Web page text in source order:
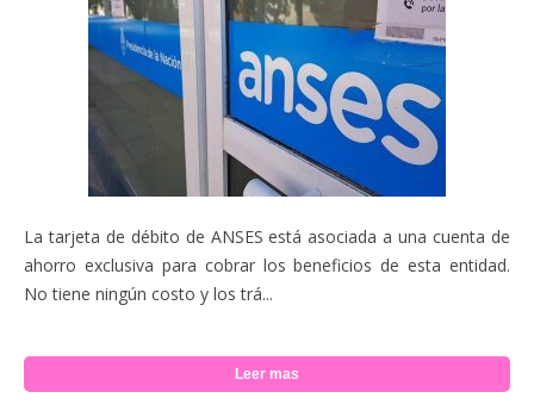
La tarjeta de débito de ANSES está asociada a una cuenta de
ahorro exclusiva para cobrar los beneficios de esta entidad.
No tiene ningún costo y los trá...
Leer mas